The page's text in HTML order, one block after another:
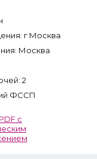
г Москва
Москва
2
ФССП
с